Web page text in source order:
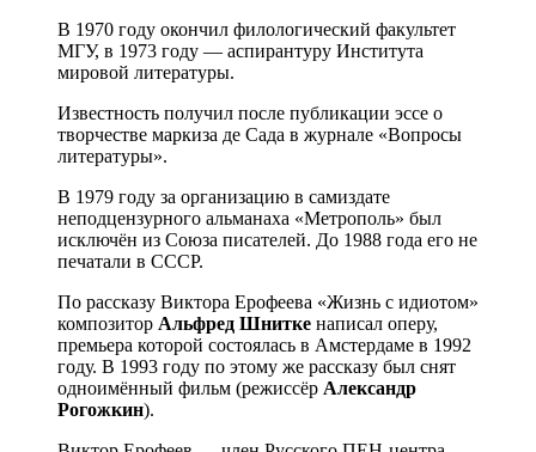
В 1970 году окончил филологический факультет
МГУ, в 1973 году — аспирантуру Института
мировой литературы.
Известность получил после публикации эссе о
творчестве маркиза де Сада в журнале «Вопросы
литературы».
В 1979 году за организацию в самиздате
неподцензурного альманаха «Метрополь» был
исключён из Союза писателей. До 1988 года его не
печатали в СССР.
По рассказу Виктора Ерофеева «Жизнь с идиотом»
композитор Альфред Шнитке написал оперу,
премьера которой состоялась в Амстердаме в 1992
году. В 1993 году по этому же рассказу был снят
одноимённый фильм (режиссёр Александр
Рогожкин).